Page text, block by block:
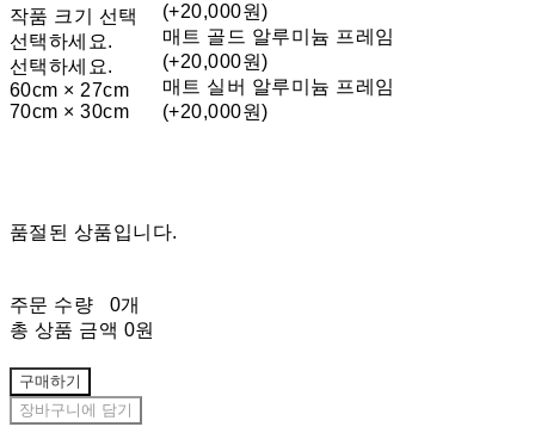
작품 크기 선택
선택하세요.
선택하세요.
60cm × 27cm
70cm × 30cm
(+20,000원)
매트 골드 알루미늄 프레임
(+20,000원)
매트 실버 알루미늄 프레임
(+20,000원)
품절된 상품입니다.
주문 수량
0개
총 상품 금액 0원
구매하기
장바구니에 담기